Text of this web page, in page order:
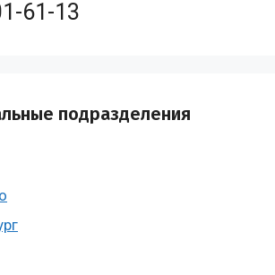
61-13
подразделения